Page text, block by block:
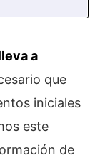
a
que
iniciales
este
de